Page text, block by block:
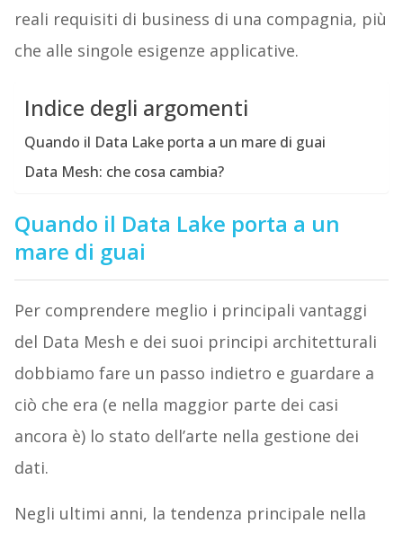
reali requisiti di business di una compagnia, più
che alle singole esigenze applicative.
Indice degli argomenti
Quando il Data Lake porta a un mare di guai
Data Mesh: che cosa cambia?
Quando il Data Lake porta a un
mare di guai
Per comprendere meglio i principali vantaggi
del Data Mesh e dei suoi principi architetturali
dobbiamo fare un passo indietro e guardare a
ciò che era (e nella maggior parte dei casi
ancora è) lo stato dell’arte nella gestione dei
dati.
Negli ultimi anni, la tendenza principale nella